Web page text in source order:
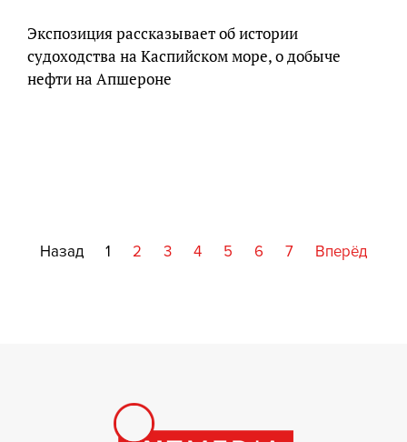
Экспозиция рассказывает об истории
судоходства на Каспийском море, о добыче
нефти на Апшероне
Назад 1 2 3 4 5 6 7 Вперёд